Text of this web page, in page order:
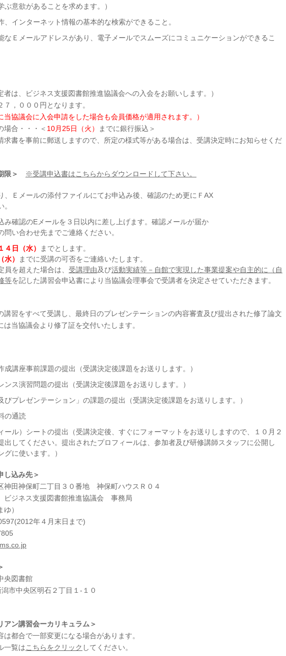
ぶ意欲があることを求めます。）
、インターネット情報の基本的な検索ができること。
なＥメールアドレスがあり、電子メールでスムーズにコミュニケーションができるこ
者は、ビジネス支援図書館推進協議会への入会をお願いします。）
，０００円となります。
協議会に入会申請をした場合も会員価格が適用されます。）
合・・・＜ 10月25日（火）
までに銀行振込＞
求書を事前に郵送しますので、所定の様式等がある場合は、受講決定時にお知らせくだ
限＞ ※受講申込書はこちらからダウンロードして下さい。
、Ｅメールの添付ファイルにてお申込み後、確認のため更にＦAX
み確認のEメールを３日以内に差し上げます。確認メールが届か
問い合わせ先までご連絡ください。
４日（水）
までとします。
水）
までに受講の可否をご連絡いたします。
を超えた場合は、 受講理由及び活動実績等－自館で実現した事業提案や自主的に（自
等を記した講習会申込書により当協議会理事会で受講者を決定させていただきます。
習をすべて受講し、最終日のプレゼンテーションの内容審査及び提出された修了論文
当協議会より修了証を交付いたします。
成講座事前課題の提出（受講決定後課題をお送りします。）
ンス演習問題の提出（受講決定後課題をお送りします。）
びプレゼンテーション」の課題の提出（受講決定後課題をお送りします。）
の通読
ール）シートの提出（受講決定後、すぐにフォーマットをお送りしますので、１０月２
出してください。提出されたプロフィールは、参加者及び研修講師スタッフに公開し
グに使います。）
し込み先＞
神田神保町二丁目３０番地 神保町ハウスＲ０４
ジネス支援図書館推進協議会 事務局
）
年４月末日まで)
央図書館
市中央区明石２丁目１-１０
アン講習会ーカリキュラム＞
都合で一部変更になる場合があります。
一覧はこちらをクリック してください。